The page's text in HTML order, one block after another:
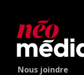
Nous joindre